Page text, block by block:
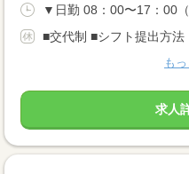
▼日勤 08：00〜17：00
■交代制 ■シフト提出方法
も
求人